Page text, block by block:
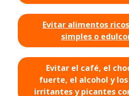
Evitar alimentos
simples o
Evitar el café, el
fuerte, el alcohol y
irritantes y picantes